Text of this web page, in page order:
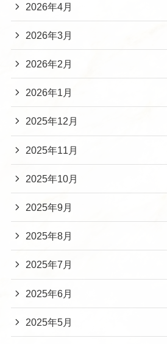
2026年4月
2026年3月
2026年2月
2026年1月
2025年12月
2025年11月
2025年10月
2025年9月
2025年8月
2025年7月
2025年6月
2025年5月